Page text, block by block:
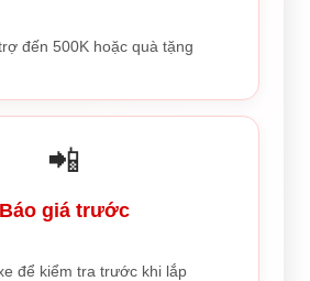
đến 500K hoặc quà tặng
📲
Báo giá trước
để kiểm tra trước khi lắp